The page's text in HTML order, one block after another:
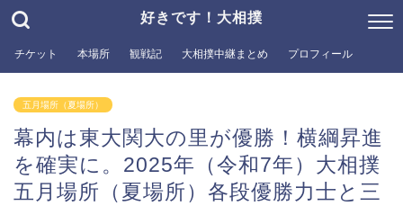
好きです！大相撲
チケット 本場所 観戦記 大相撲中継まとめ プロフィール
五月場所（夏場所）
幕内は東大関大の里が優勝！横綱昇進
を確実に。2025年（令和7年）大相撲
五月場所（夏場所）各段優勝力士と三